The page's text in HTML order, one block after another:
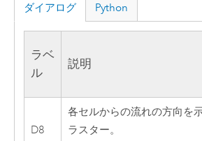
ダイアログ Python
ラベ
ル
説明
D8
各セルからの流れの方向を
ラスター。